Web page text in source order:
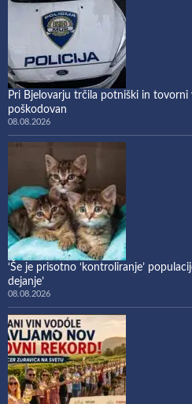
Pri Bjelovarju trčila potniški in tovorni
poškodovan
08.08.2026
‘Še je prisotno ‘kontroliranje’
dejanje’
08.08.2026